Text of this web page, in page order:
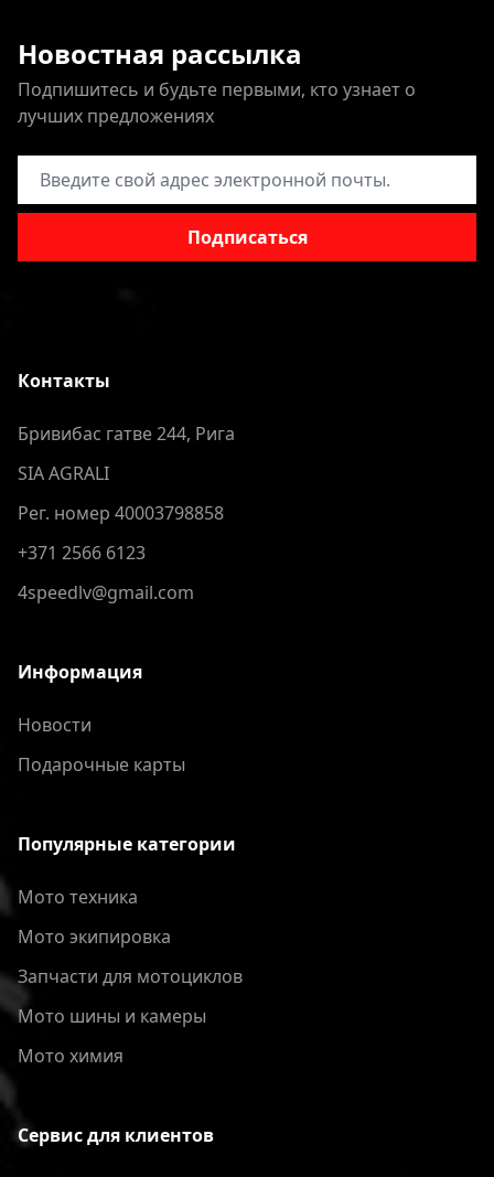
Новостная рассылка
Подпишитесь и будьте первыми, кто узнает о
лучших предложениях
Адрес электронной почты
Подписаться
Контакты
Бривибас гатве 244, Рига
SIA AGRALI
Рег. номер 40003798858
+371 2566 6123
4speedlv@gmail.com
Информация
Новости
Подарочные карты
Популярные категории
Мото техника
Мото экипировка
Запчасти для мотоциклов
Мото шины и камеры
Мото химия
Сервис для клиентов